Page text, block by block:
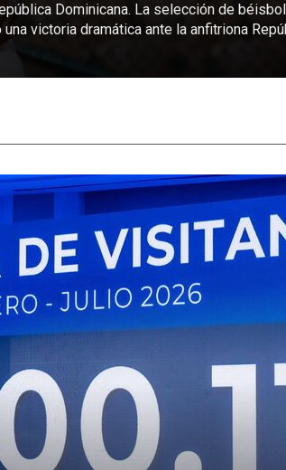
Dominicana. La selección de
una victoria dramática ante la anfitriona